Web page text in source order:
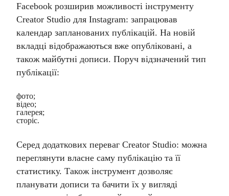
Facebook розширив можливості інструменту
Creator Studio для Instagram: запрацював
календар запланованих публікацій. На новій
вкладці відображаються вже опубліковані, а
також майбутні дописи. Поруч відзначений тип
публікації:
фото;
відео;
галерея;
сторіс.
Серед додаткових переваг Creator Studio: можна
переглянути власне саму публікацію та її
статистику. Також інструмент дозволяє
планувати дописи та бачити їх у вигляді